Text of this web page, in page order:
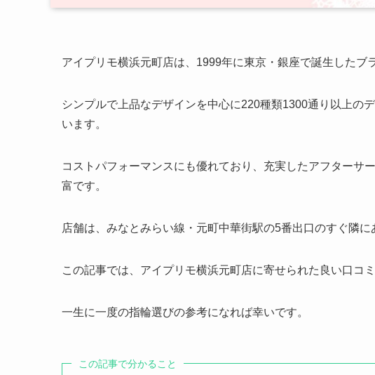
アイプリモ横浜元町店は、1999年に東京・銀座で誕生したブ
シンプルで上品なデザインを中心に220種類1300通り以上の
います。
コストパフォーマンスにも優れており、充実したアフターサ
富です。
店舗は、みなとみらい線・元町中華街駅の5番出口のすぐ隣
この記事では、アイプリモ横浜元町店に寄せられた良い口コ
一生に一度の指輪選びの参考になれば幸いです。
この記事で分かること